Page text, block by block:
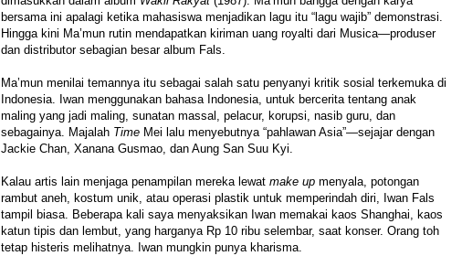
bersama ini apalagi ketika mahasiswa menjadikan lagu itu “lagu wajib” demonstrasi.
Hingga kini Ma’mun rutin mendapatkan kiriman uang royalti dari Musica—produser
dan distributor sebagian besar album Fals.
Ma’mun menilai temannya itu sebagai salah satu penyanyi kritik sosial terkemuka di
Indonesia. Iwan menggunakan bahasa Indonesia, untuk bercerita tentang anak
maling yang jadi maling, sunatan massal, pelacur, korupsi, nasib guru, dan
sebagainya. Majalah Time Mei lalu menyebutnya “pahlawan Asia”—sejajar dengan
Jackie Chan, Xanana Gusmao, dan Aung San Suu Kyi.
Kalau artis lain menjaga penampilan mereka lewat make up menyala, potongan
rambut aneh, kostum unik, atau operasi plastik untuk memperindah diri, Iwan Fals
tampil biasa. Beberapa kali saya menyaksikan Iwan memakai kaos Shanghai, kaos
katun tipis dan lembut, yang harganya Rp 10 ribu selembar, saat konser. Orang toh
tetap histeris melihatnya. Iwan mungkin punya kharisma.